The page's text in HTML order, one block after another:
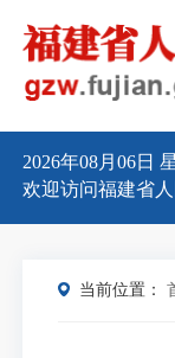
2026年08月06日
欢迎访问福建省
当前位置：